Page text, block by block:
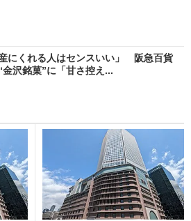
産にくれる人はセンスいい」 阪急百貨
金沢銘菓”に「甘さ控え...